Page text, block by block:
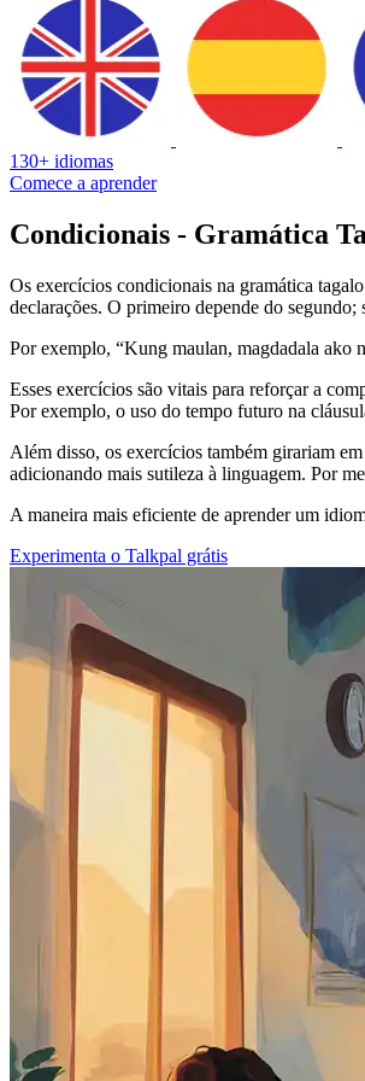
130+ idiomas
Comece a aprender
Condicionais - Gramática
Os exercícios condicionais na gramática
declarações. O primeiro depende do
Por exemplo, “Kung maulan, magdadala ako
Esses exercícios são vitais para reforçar a
Por exemplo, o uso do tempo futuro na
Além disso, os exercícios também girariam
adicionando mais sutileza à linguagem. Por
A maneira mais eficiente de aprender um
Experimenta o Talkpal grátis